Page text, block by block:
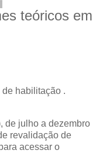
teóricos em
habilitação .
de julho a dezembro
revalidação de
acessar o